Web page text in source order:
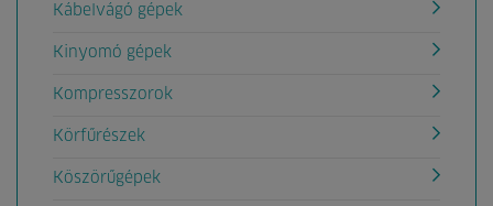
Kábelvágó gépek
Kinyomó gépek
Kompresszorok
Körfűrészek
Köszörűgépek